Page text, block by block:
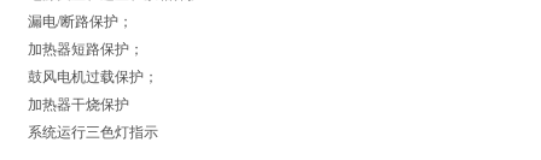
漏电/断路保护；
加热器短路保护；
鼓风电机过载保护；
加热器干烧保护
系统运行三色灯指示